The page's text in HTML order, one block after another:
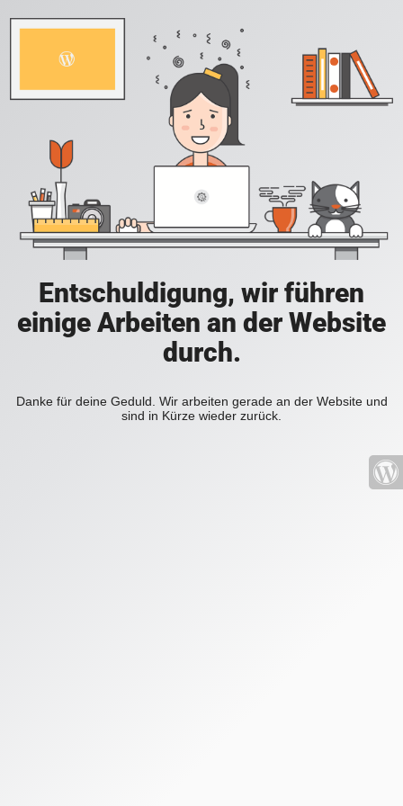
Entschuldigung, wir führen
einige Arbeiten an der Website
durch.
Danke für deine Geduld. Wir arbeiten gerade an der Website und
sind in Kürze wieder zurück.